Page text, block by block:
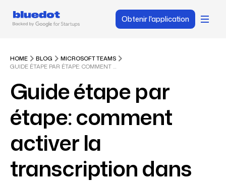
Obtenir l'application
HOME BLOG
MICROSOFT TEAMS
GUIDE ÉTAPE PAR ÉTAPE: COMMENT ACTIVER LA TRANSCRIPTION DANS MICROSOFT TEAMS
Guide étape par
étape: comment
activer la
transcription dans